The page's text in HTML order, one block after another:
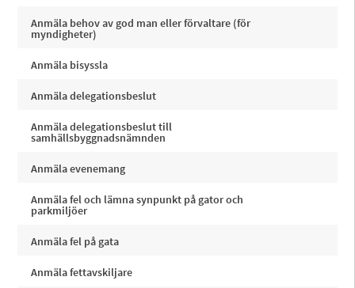
Anmäla behov av god man eller förvaltare (för
myndigheter)
Anmäla bisyssla
Anmäla delegationsbeslut
Anmäla delegationsbeslut till
samhällsbyggnadsnämnden
Anmäla evenemang
Anmäla fel och lämna synpunkt på gator och
parkmiljöer
Anmäla fel på gata
Anmäla fettavskiljare